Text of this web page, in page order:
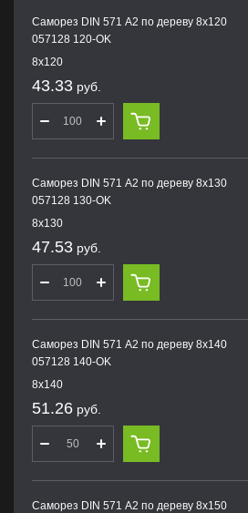
Саморез DIN 571 А2 по дереву 8х120
057128 120-OK
8х120
43.33 руб.
Саморез DIN 571 А2 по дереву 8х130
057128 130-OK
8х130
47.53 руб.
Саморез DIN 571 А2 по дереву 8х140
057128 140-OK
8х140
51.26 руб.
Саморез DIN 571 А2 по дереву 8х150